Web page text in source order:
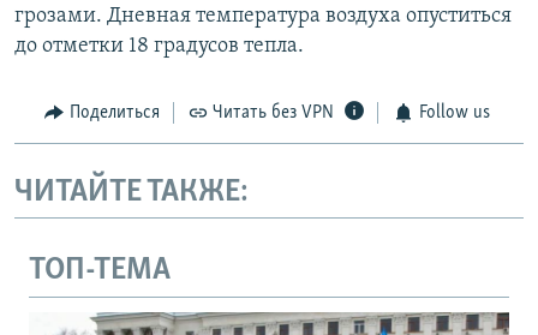
грозами. Дневная температура воздуха опуститься
до отметки 18 градусов тепла.
Поделиться Читать без VPN Follow us
ЧИТАЙТЕ ТАКЖЕ:
ТОП-ТЕМА